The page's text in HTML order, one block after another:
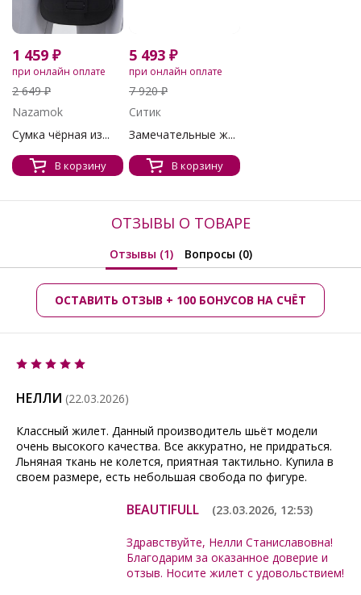
1 459 ₽
при онлайн оплате
2 649 ₽
Nazamok
Сумка чёрная из...
В корзину
5 493 ₽
при онлайн оплате
7 920 ₽
Ситик
Замечательные ж...
В корзину
ОТЗЫВЫ О ТОВАРЕ
Отзывы (1) Вопросы (0)
ОСТАВИТЬ ОТЗЫВ + 100 БОНУСОВ НА СЧЁТ
НЕЛЛИ (22.03.2026)
Классный жилет. Данный производитель шьёт модели
очень высокого качества. Все аккуратно, не придраться.
Льняная ткань не колется, приятная тактильно. Купила в
своем размере, есть небольшая свобода по фигуре.
BEAUTIFULL (23.03.2026, 12:53)
Здравствуйте, Нелли Станиславовна!
Благодарим за оказанное доверие и
отзыв. Носите жилет с удовольствием!